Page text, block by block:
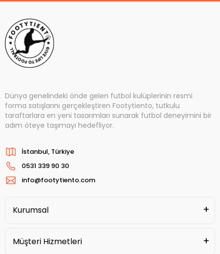
Dünya genelindeki önde gelen futbol kulüplerinin resmi
forma satışlarını gerçekleştiren Footytiento, tutkulu
taraftarlara en yeni tasarımları sunarak futbol deneyimini bir
adım öteye taşımayı hedefliyor.
İstanbul, Türkiye
0531 339 90 30
info@footytiento.com
Kurumsal
Müşteri Hizmetleri